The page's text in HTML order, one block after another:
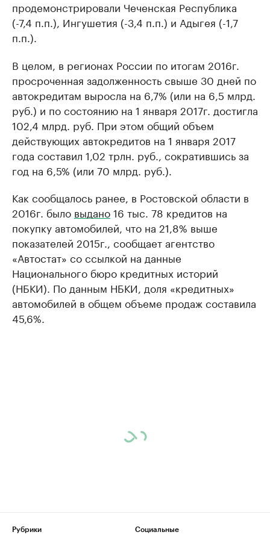
продемонстрировали Чеченская Республика
(-7,4 п.п.), Ингушетия (-3,4 п.п.) и Адыгея (-1,7
п.п.).
В целом, в регионах России по итогам 2016г.
просроченная задолженность свыше 30 дней по
автокредитам выросла на 6,7% (или на 6,5 млрд.
руб.) и по состоянию на 1 января 2017г. достигла
102,4 млрд. руб. При этом общий объем
действующих автокредитов на 1 января 2017
года составил 1,02 трлн. руб., сократившись за
год на 6,5% (или 70 млрд. руб.).
Как сообщалось ранее, в Ростовской области в
2016г. было выдано16 тыс. 78 кредитов на
покупку автомобилей, что на 21,8% выше
показателей 2015г., сообщает агентство
«Автостат» со ссылкой на данные
Национального бюро кредитных историй
(НБКИ). По данным НБКИ, доля «кредитных»
автомобилей в общем объеме продаж составила
45,6%.
Рубрики
Социальные